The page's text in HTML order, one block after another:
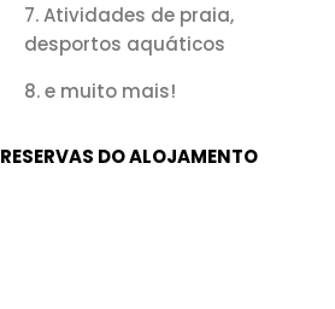
Atividades de praia,
desportos aquáticos
e muito mais!
RESERVAS DO ALOJAMENTO